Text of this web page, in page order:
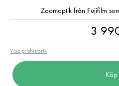
Zoomoptik från Fujifilm
3
Visa prishistorik
Köp